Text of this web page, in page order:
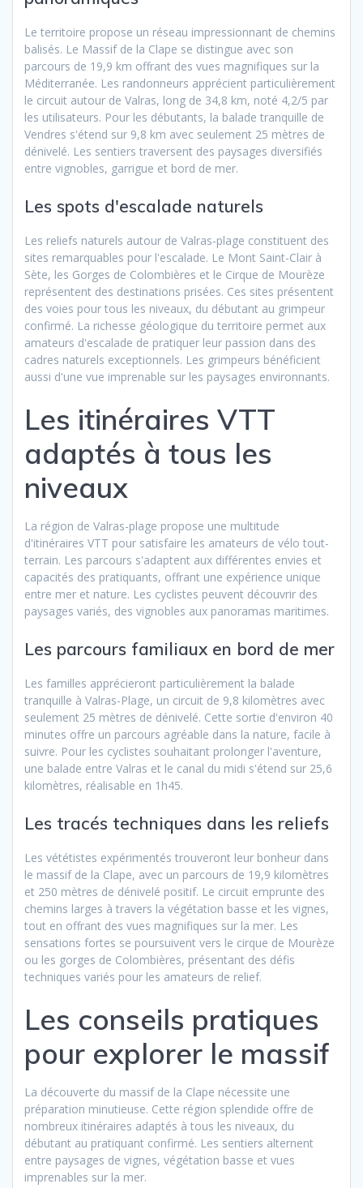
Le territoire propose un réseau impressionnant de chemins
balisés. Le Massif de la Clape se distingue avec son
parcours de 19,9 km offrant des vues magnifiques sur la
Méditerranée. Les randonneurs apprécient particulièrement
le circuit autour de Valras, long de 34,8 km, noté 4,2/5 par
les utilisateurs. Pour les débutants, la balade tranquille de
Vendres s'étend sur 9,8 km avec seulement 25 mètres de
dénivelé. Les sentiers traversent des paysages diversifiés
entre vignobles, garrigue et bord de mer.
Les spots d'escalade naturels
Les reliefs naturels autour de Valras-plage constituent des
sites remarquables pour l'escalade. Le Mont Saint-Clair à
Sète, les Gorges de Colombières et le Cirque de Mourèze
représentent des destinations prisées. Ces sites présentent
des voies pour tous les niveaux, du débutant au grimpeur
confirmé. La richesse géologique du territoire permet aux
amateurs d'escalade de pratiquer leur passion dans des
cadres naturels exceptionnels. Les grimpeurs bénéficient
aussi d'une vue imprenable sur les paysages environnants.
Les itinéraires VTT
adaptés à tous les
niveaux
La région de Valras-plage propose une multitude
d'itinéraires VTT pour satisfaire les amateurs de vélo tout-
terrain. Les parcours s'adaptent aux différentes envies et
capacités des pratiquants, offrant une expérience unique
entre mer et nature. Les cyclistes peuvent découvrir des
paysages variés, des vignobles aux panoramas maritimes.
Les parcours familiaux en bord de mer
Les familles apprécieront particulièrement la balade
tranquille à Valras-Plage, un circuit de 9,8 kilomètres avec
seulement 25 mètres de dénivelé. Cette sortie d'environ 40
minutes offre un parcours agréable dans la nature, facile à
suivre. Pour les cyclistes souhaitant prolonger l'aventure,
une balade entre Valras et le canal du midi s'étend sur 25,6
kilomètres, réalisable en 1h45.
Les tracés techniques dans les reliefs
Les vététistes expérimentés trouveront leur bonheur dans
le massif de la Clape, avec un parcours de 19,9 kilomètres
et 250 mètres de dénivelé positif. Le circuit emprunte des
chemins larges à travers la végétation basse et les vignes,
tout en offrant des vues magnifiques sur la mer. Les
sensations fortes se poursuivent vers le cirque de Mourèze
ou les gorges de Colombières, présentant des défis
techniques variés pour les amateurs de relief.
Les conseils pratiques
pour explorer le massif
La découverte du massif de la Clape nécessite une
préparation minutieuse. Cette région splendide offre de
nombreux itinéraires adaptés à tous les niveaux, du
débutant au pratiquant confirmé. Les sentiers alternent
entre paysages de vignes, végétation basse et vues
imprenables sur la mer.